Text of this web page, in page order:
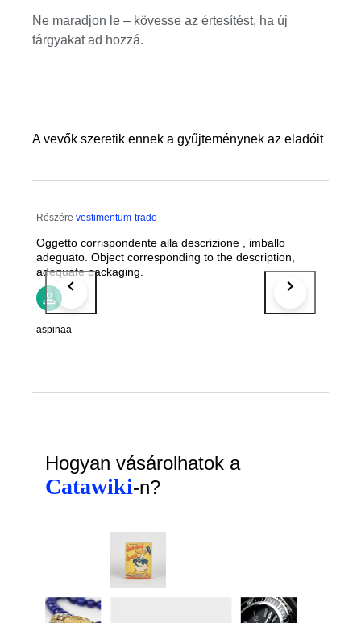
Ne maradjon le – kövesse az értesítést, ha új
tárgyakat ad hozzá.
A vevők szeretik ennek a gyűjteménynek az eladóit
Részére vestimentum-trado
Oggetto corrispondente alla descrizione , imballo
adeguato. Object corresponding to the description,
adequate packaging.
aspinaa
Hogyan vásárolhatok a
Catawiki-n?